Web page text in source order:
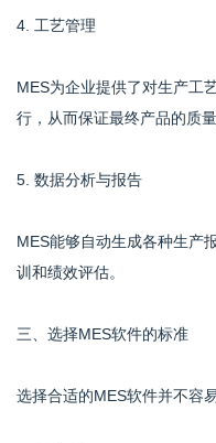
4. 工艺管理
MES为企业提供了对生产工
行，从而保证最终产品的质量
5. 数据分析与报告
MES能够自动生成各种生产
训和绩效评估。
三、选择MES软件的标准
选择合适的MES软件并不容